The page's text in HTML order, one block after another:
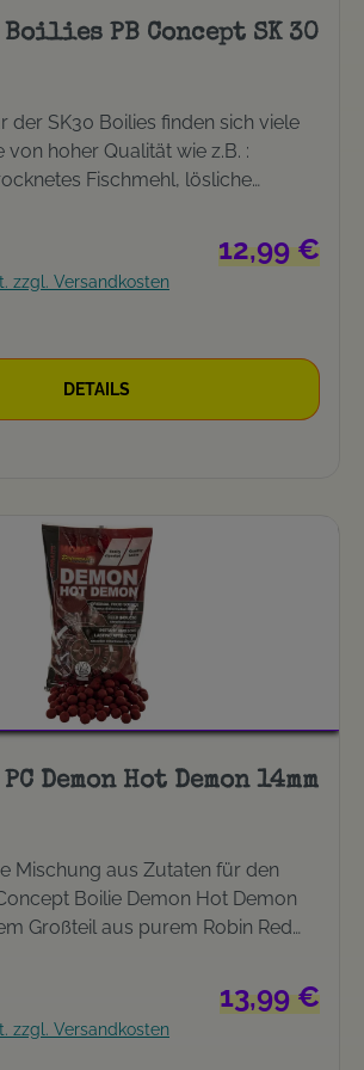
PB Concept SK 30
der SK30 Boilies finden sich viele
von hoher Qualität wie z.B. :
Fischmehl, lösliche
Squid und Krillmehl. Ein äußerst
mit dem man in der Lage ist, an
Großen zu selektionieren. Verstärkt
Karpfen und ist ganz
Auch über längere Zeit
Regulärer
12,99 €
zzgl. Versandkosten
DETAILS
Demon Hot Demon 14mm
Mischung aus Zutaten für den
Boilie Demon Hot Demon
Großteil aus purem Robin Red
Vorfeld äußerst erfolgreich ab
ab. Besonders bei kalten
konnte der Boilie seine
Regulärer
13,99 €
zzgl. Versandkosten